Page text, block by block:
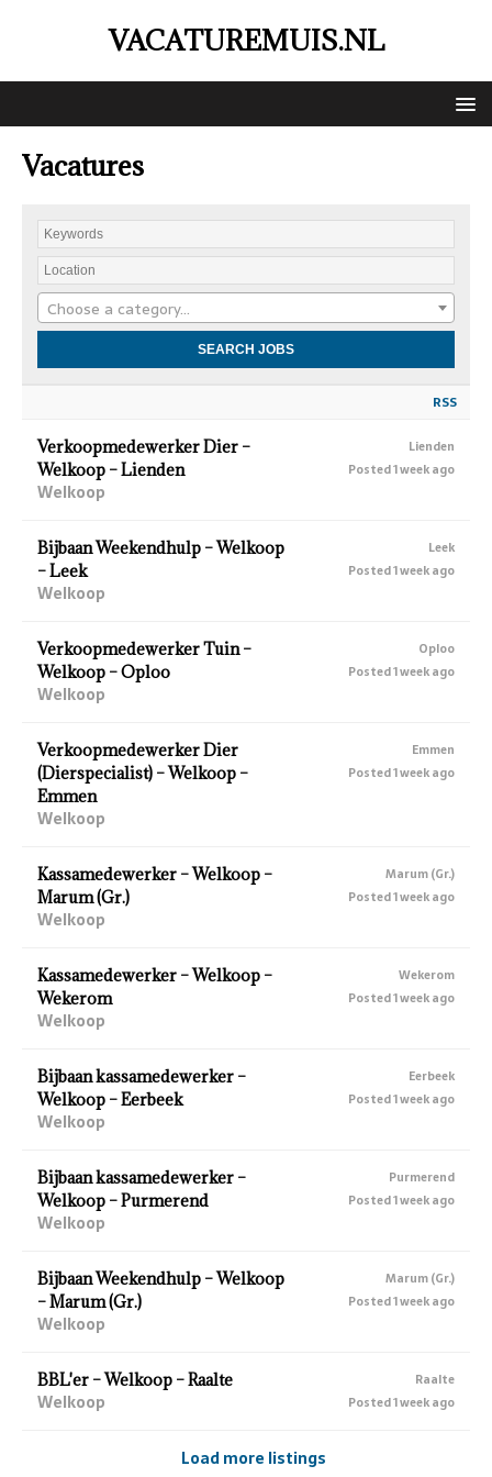
VACATUREMUIS.NL
Vacatures
Choose a category…
RSS
Verkoopmedewerker Dier –
Welkoop – Lienden
Welkoop
Lienden
Posted 1 week ago
Bijbaan Weekendhulp – Welkoop
– Leek
Welkoop
Leek
Posted 1 week ago
Verkoopmedewerker Tuin –
Welkoop – Oploo
Welkoop
Oploo
Posted 1 week ago
Verkoopmedewerker Dier
(Dierspecialist) – Welkoop –
Emmen
Welkoop
Emmen
Posted 1 week ago
Kassamedewerker – Welkoop –
Marum (Gr.)
Welkoop
Marum (Gr.)
Posted 1 week ago
Kassamedewerker – Welkoop –
Wekerom
Welkoop
Wekerom
Posted 1 week ago
Bijbaan kassamedewerker –
Welkoop – Eerbeek
Welkoop
Eerbeek
Posted 1 week ago
Bijbaan kassamedewerker –
Welkoop – Purmerend
Welkoop
Purmerend
Posted 1 week ago
Bijbaan Weekendhulp – Welkoop
– Marum (Gr.)
Welkoop
Marum (Gr.)
Posted 1 week ago
BBL'er – Welkoop – Raalte
Welkoop
Raalte
Posted 1 week ago
Load more listings